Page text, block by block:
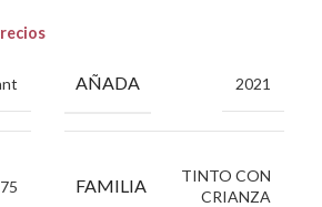
AÑADA 2021
75 FAMILIA
TINTO CON
CRIANZA